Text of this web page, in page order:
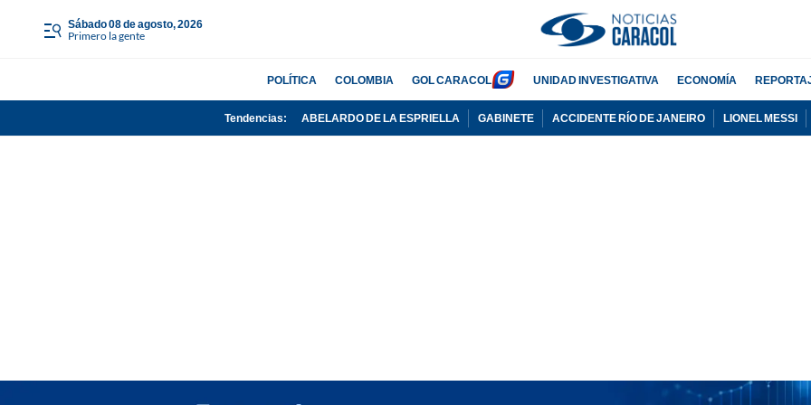
sábado 08 de agosto, 2026
Primero la gente
POLÍTICA COLOMBIA GOL CARACOL UNIDAD INVESTIGATIVA ECONOMÍA
Tendencias: ABELARDO DE LA ESPRIELLA GABINETE ACCIDENTE RÍO DE JANEIRO LIONEL MESSI